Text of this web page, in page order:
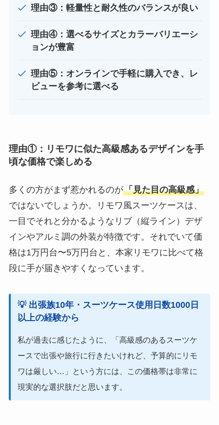
理由③：軽量性と耐久性のバランスが良い
理由④：選べるサイズとカラーバリエーシ
ョンが豊富
理由⑤：オンラインで手軽に購入でき、レ
ビューを参考に選べる
理由①：リモワに似た高級感あるデザインを手
頃な価格で楽しめる
多くの方がまず惹かれるのが「見た目の高級感」
ではないでしょうか。リモワ風スーツケースは、
一目でそれと分かるようなリブ（縦ライン）デザ
インやアルミ調の外装が特徴です。それでいて価
格は1万円台〜5万円台と、本家リモワに比べて格
段に手が届きやすくなっています。
💡 出張族10年・スーツケース使用日数1000日
以上の経験から
私が過去に感じたように、「高級感のあるスーツケ
ースで出張や旅行に行きたいけれど、予算的にリモ
ワは厳しい…」という方には、この価格帯は非常に
現実的な選択肢だと思います。